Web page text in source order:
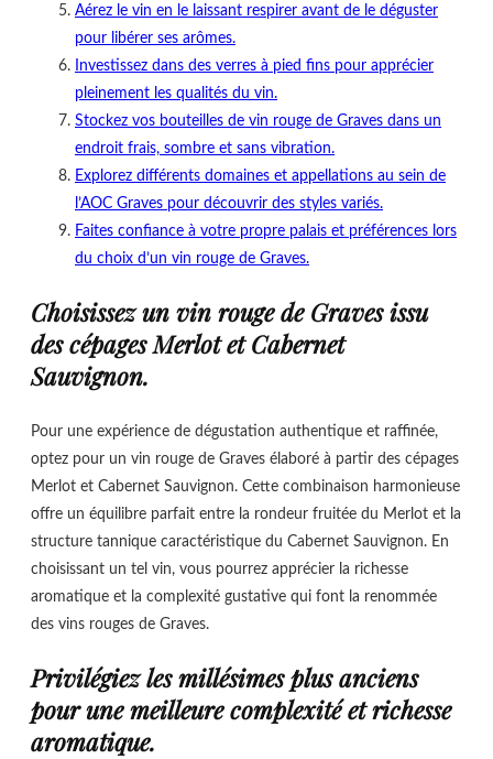
Aérez le vin en le laissant respirer avant de le déguster
pour libérer ses arômes.
Investissez dans des verres à pied fins pour apprécier
pleinement les qualités du vin.
Stockez vos bouteilles de vin rouge de Graves dans un
endroit frais, sombre et sans vibration.
Explorez différents domaines et appellations au sein de
l’AOC Graves pour découvrir des styles variés.
Faites confiance à votre propre palais et préférences lors
du choix d’un vin rouge de Graves.
Choisissez un vin rouge de Graves issu
des cépages Merlot et Cabernet
Sauvignon.
Pour une expérience de dégustation authentique et raffinée,
optez pour un vin rouge de Graves élaboré à partir des cépages
Merlot et Cabernet Sauvignon. Cette combinaison harmonieuse
offre un équilibre parfait entre la rondeur fruitée du Merlot et la
structure tannique caractéristique du Cabernet Sauvignon. En
choisissant un tel vin, vous pourrez apprécier la richesse
aromatique et la complexité gustative qui font la renommée
des vins rouges de Graves.
Privilégiez les millésimes plus anciens
pour une meilleure complexité et richesse
aromatique.